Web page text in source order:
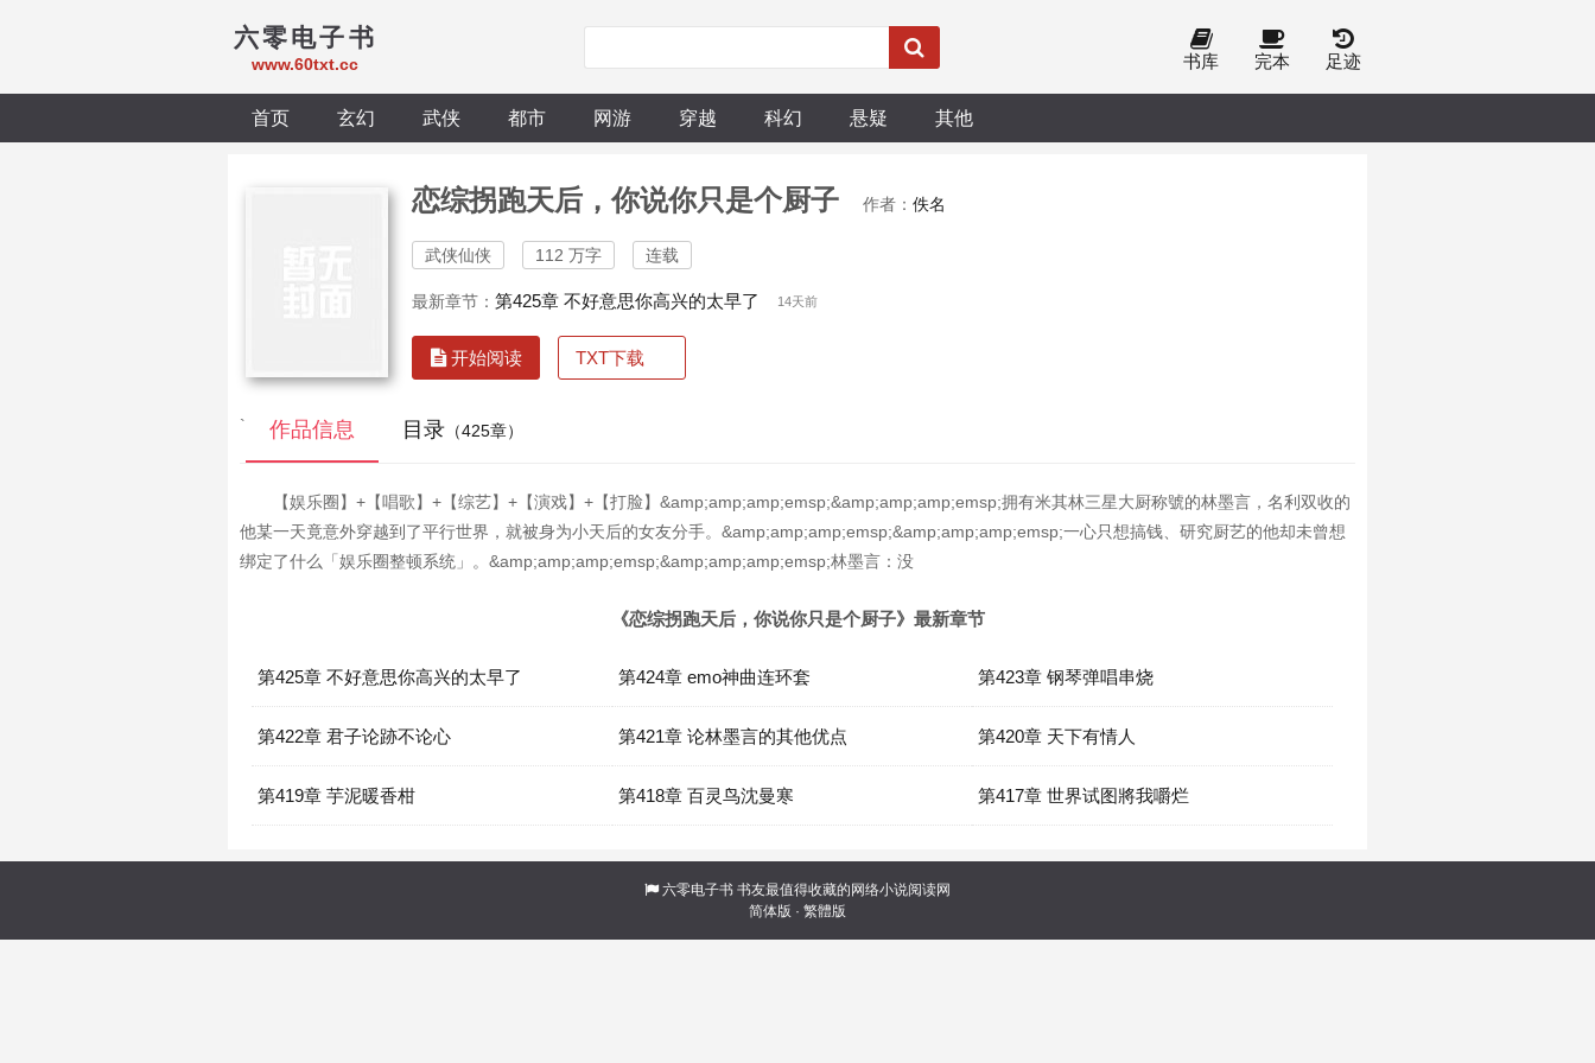
六零电子书
www.60txt.cc 书库 完本 足迹
首页 玄幻 武侠 都市 网游 穿越 科幻 悬疑 其他
恋综拐跑天后，你说你只是个厨子 作者： 佚名
武侠仙侠 112 万字 连载
最新章节： 第425章 不好意思你高兴的太早了 14天前
开始阅读 TXT下载
` 作品信息 目录 （425章）
【娱乐圈】+【唱歌】+【综艺】+【演戏】+【打脸】&amp;amp;amp;emsp;&amp;amp;amp;emsp;拥有米其林三星大厨称號的林墨言，名利双收的
他某一天竟意外穿越到了平行世界，就被身为小天后的女友分手。&amp;amp;amp;emsp;&amp;amp;amp;emsp;一心只想搞钱、研究厨艺的他却未曾想
绑定了什么「娱乐圈整顿系统」。&amp;amp;amp;emsp;&amp;amp;amp;emsp;林墨言：没
《恋综拐跑天后，你说你只是个厨子》最新章节
第425章 不好意思你高兴的太早了 第424章 emo神曲连环套 第423章 钢琴弹唱串烧
第422章 君子论跡不论心 第421章 论林墨言的其他优点 第420章 天下有情人
第419章 芋泥暖香柑 第418章 百灵鸟沈曼寒 第417章 世界试图將我嚼烂
六零电子书 书友最值得收藏的网络小说阅读网
简体版 · 繁體版